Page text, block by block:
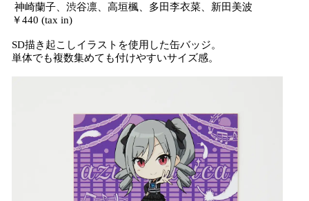
神崎蘭子、渋谷凛、高垣楓、多田李衣菜、新田美波
￥440 (tax in)
SD描き起こしイラストを使用した缶バッジ。
単体でも複数集めても付けやすいサイズ感。